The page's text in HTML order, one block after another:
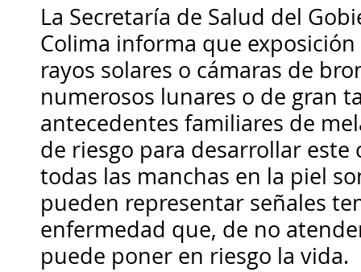
La Secretaría de Salud del
Colima informa que
rayos solares o cámaras de
numerosos lunares o de gran
antecedentes familiares de
de riesgo para desarrollar este
todas las manchas en la piel
pueden representar señales
enfermedad que, de no
puede poner en riesgo la vida.